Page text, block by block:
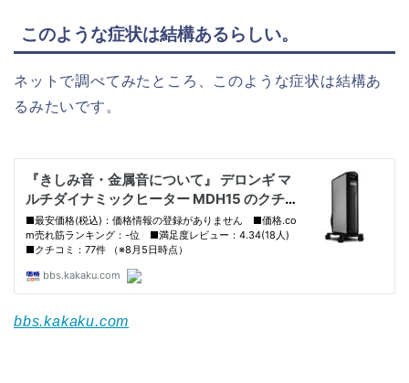
このような症状は結構あるらしい。
ネットで調べてみたところ、このような症状は結構あ
るみたいです。
bbs.kakaku.com